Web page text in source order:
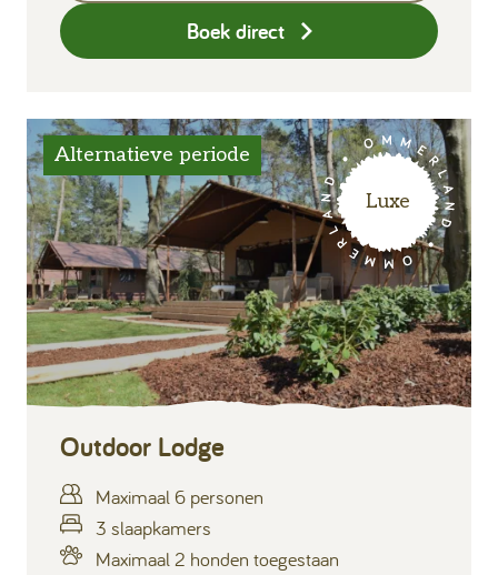
Boek direct
Luxe
Alternatieve periode
Outdoor Lodge
Maximaal 6 personen
3 slaapkamers
Maximaal 2 honden toegestaan